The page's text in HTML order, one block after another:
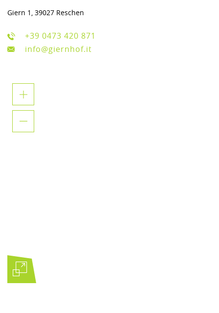
Giern 1, 39027 Reschen
+39 0473 420 871
info@giernhof.it